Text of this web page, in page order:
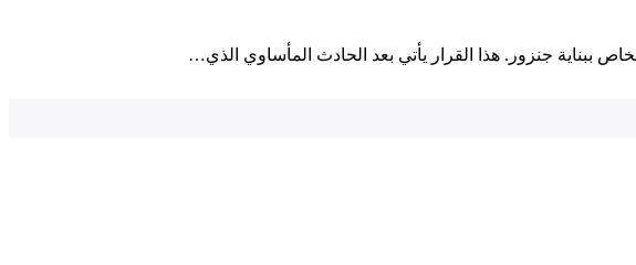
⁢ببناية جنزور. هذا القرار يأتي بعد الحادث المأساوي الذي⁤…